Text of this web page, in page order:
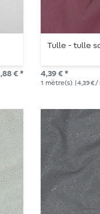
€ *
Tulle - tulle
4,39 € *
1 mètre(s) | 4,39 €